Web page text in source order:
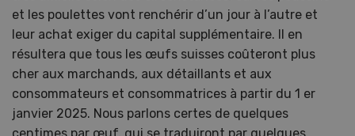
et les poulettes vont renchérir d’un jour à l’autre et
leur achat exiger du capital supplémentaire. Il en
résultera que tous les œufs suisses coûteront plus
cher aux marchands, aux détaillants et aux
consommateurs et consommatrices à partir du 1 er
janvier 2025. Nous parlons certes de quelques